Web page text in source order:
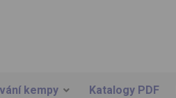
kempy Katalogy PDF